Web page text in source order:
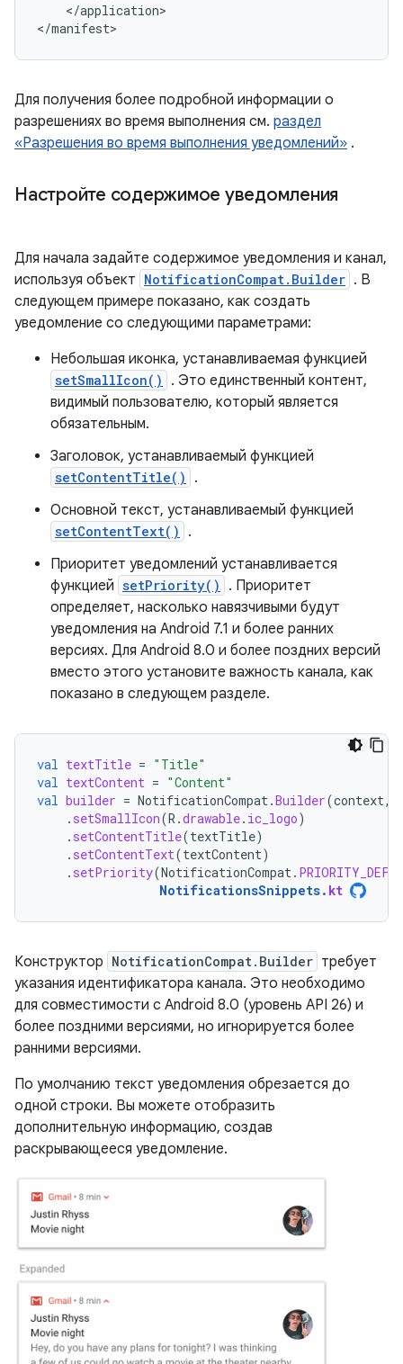
</application>
</manifest>
Для получения более подробной информации о
разрешениях во время выполнения см. раздел
«Разрешения во время выполнения уведомлений» .
Настройте содержимое уведомления
Для начала задайте содержимое уведомления и канал,
используя объект NotificationCompat.Builder . В
следующем примере показано, как создать
уведомление со следующими параметрами:
Небольшая иконка, устанавливаемая функцией
setSmallIcon()
. Это единственный контент,
видимый пользователю, который является
обязательным.
Заголовок, устанавливаемый функцией
setContentTitle()
.
Основной текст, устанавливаемый функцией
setContentText()
.
Приоритет уведомлений устанавливается
функцией setPriority()
. Приоритет
определяет, насколько навязчивыми будут
уведомления на Android 7.1 и более ранних
версиях. Для Android 8.0 и более поздних версий
вместо этого установите важность канала, как
показано в следующем разделе.
val textTitle = "Title"
val textContent = "Content"
val builder = NotificationCompat .Builder(context,
. setSmallIcon(R .drawable. ic_logo)
. setContentTitle(textTitle)
. setContentText(textContent)
. setPriority(NotificationCompat .
NotificationsSnippets. kt
Конструктор NotificationCompat.Builder требует
указания идентификатора канала. Это необходимо
для совместимости с Android 8.0 (уровень API 26) и
более поздними версиями, но игнорируется более
ранними версиями.
По умолчанию текст уведомления обрезается до
одной строки. Вы можете отобразить
дополнительную информацию, создав
раскрывающееся уведомление.